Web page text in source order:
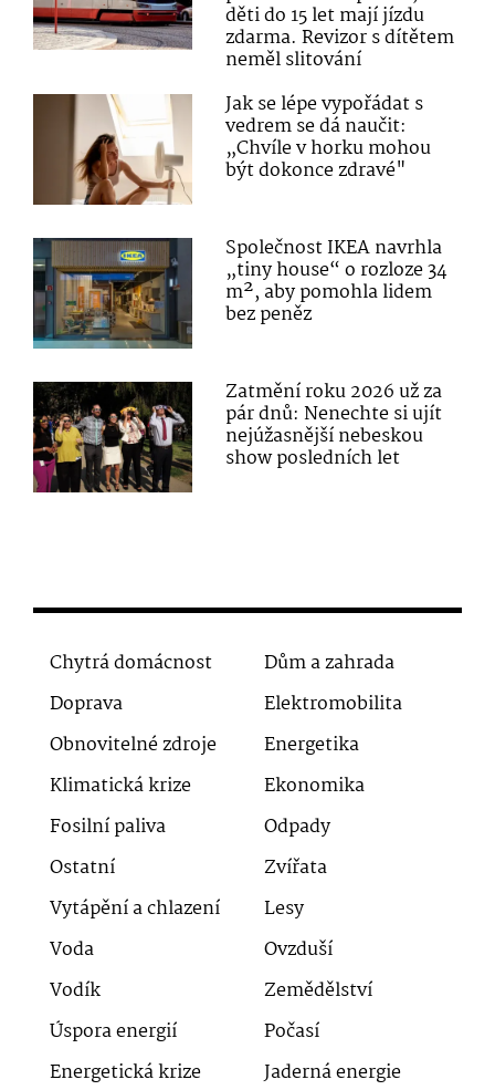
děti do 15 let mají jízdu
zdarma. Revizor s dítětem
neměl slitování
Jak se lépe vypořádat s
vedrem se dá naučit:
„Chvíle v horku mohou
být dokonce zdravé"
Společnost IKEA navrhla
„tiny house“ o rozloze 34
m², aby pomohla lidem
bez peněz
Zatmění roku 2026 už za
pár dnů: Nenechte si ujít
nejúžasnější nebeskou
show posledních let
Chytrá domácnost
Dům a zahrada
Doprava
Elektromobilita
Obnovitelné zdroje
Energetika
Klimatická krize
Ekonomika
Fosilní paliva
Odpady
Ostatní
Zvířata
Vytápění a chlazení
Lesy
Voda
Ovzduší
Vodík
Zemědělství
Úspora energií
Počasí
Energetická krize
Jaderná energie